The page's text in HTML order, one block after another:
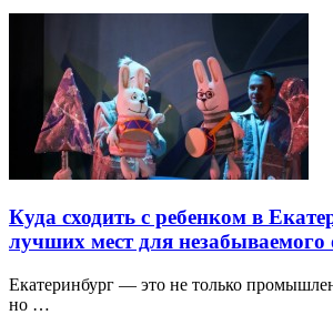
Куда сходить с ребенком в
лучших мест для незабываемого
Екатеринбург — это не только
но …